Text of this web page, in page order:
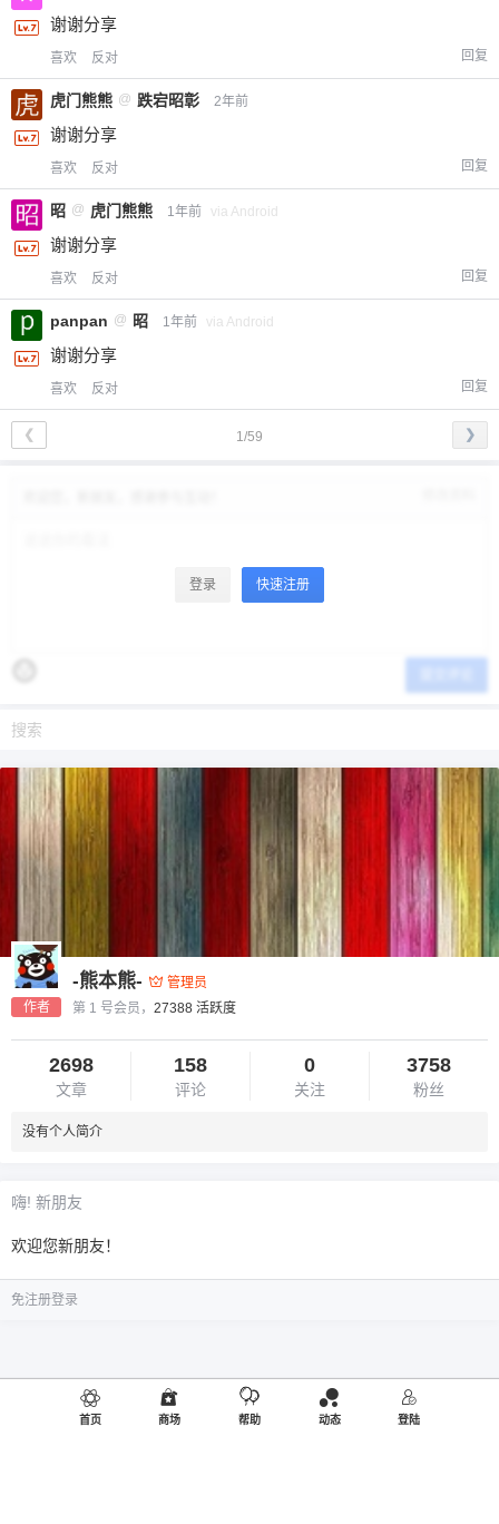
谢谢分享
喜欢 反对 回复
虎门熊熊 @ 跌宕昭彰 2年前
谢谢分享
喜欢 反对 回复
昭 @ 虎门熊熊 1年前 via Android
谢谢分享
喜欢 反对 回复
panpan @ 昭 1年前 via Android
谢谢分享
喜欢 反对 回复
1/59
❮ ❯
登录 快速注册
作者
-熊本熊-
管理员
第 1 号会员， 27388 活跃度
2698
文章
158
评论
0
关注
3758
粉丝
没有个人简介
嗨! 新朋友
欢迎您新朋友！
免注册登录
首页 商场 帮助 动态 登陆